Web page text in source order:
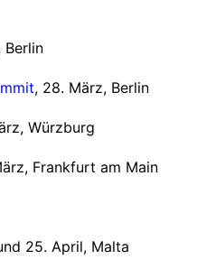
Berlin
, 28. März, Berlin
Würzburg
Frankfurt am Main
25. April, Malta